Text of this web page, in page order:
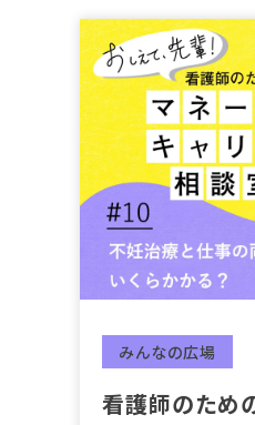
みんなの広場
看護師のため